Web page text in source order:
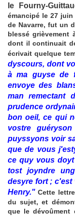
le Fourny-
émancipé le 27 juin
de Navarre, fut un
blessé grièvement
dont il continuait
écrivait quelque
dyscours, dont
à ma guyse de
envoye des
man remectant
prudence
bon oeil, ce qui
vostre
puyssyons voir
que de vous
ce quy vous
tost joyndre
desyre fort ; c'est
Henry." Cette
du sujet, et
que le dévoûment